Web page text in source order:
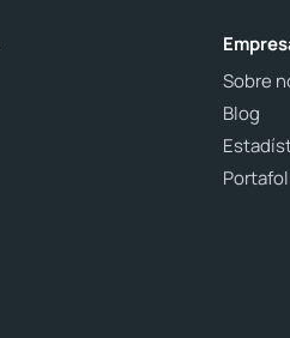
Sobre
Blog